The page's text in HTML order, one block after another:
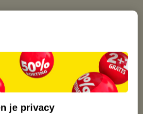
winkel
22:00 uur besteld, volgende dag in huis
vanaf 50.00
binnen 30 dagen
je Kruidvat kaart
je privacy